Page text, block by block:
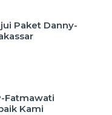
Paket Danny-
Fatmawati
Kami